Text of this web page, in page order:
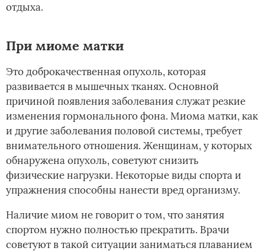
отдыха.
При миоме матки
Это доброкачественная опухоль, которая
развивается в мышечных тканях. Основной
причиной появления заболевания служат резкие
изменения гормонального фона. Миома матки, как
и другие заболевания половой системы, требует
внимательного отношения. Женщинам, у которых
обнаружена опухоль, советуют снизить
физические нагрузки. Некоторые виды спорта и
упражнения способны нанести вред организму.
Наличие миом не говорит о том, что занятия
спортом нужно полностью прекратить. Врачи
советуют в такой ситуации заниматься плаванием